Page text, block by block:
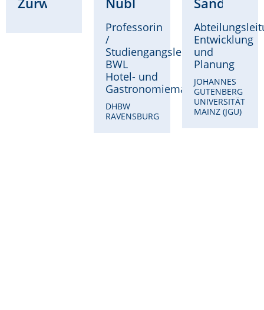
Professorin
/
Studiengangsleitung
BWL
Hotel- und
Gastronomiemanagement
DHBW
RAVENSBURG
Entwicklung
und
Planung
JOHANNES
GUTENBERG
UNIVERSITÄT
MAINZ (JGU)